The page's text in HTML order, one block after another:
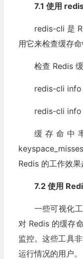
7.1 使用
redis-cli 是
用它来检查缓存
检查 Redis
redis-cli
redis-cli info
缓存命中
Redis 的工作效果
7.2 使用
一些可视化
对 Redis 的缓存
监控。这些工具
运行情况的用户。